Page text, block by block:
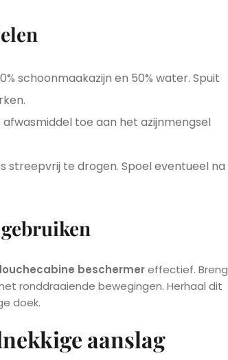
schoonmaakazijn en 50% water. Spuit
toe aan het azijnmengsel
streepvrij te drogen. Spoel eventueel na
beschermereffectief. Breng
ronddraaiende bewegingen. Herhaal dit
doek.
aanslag